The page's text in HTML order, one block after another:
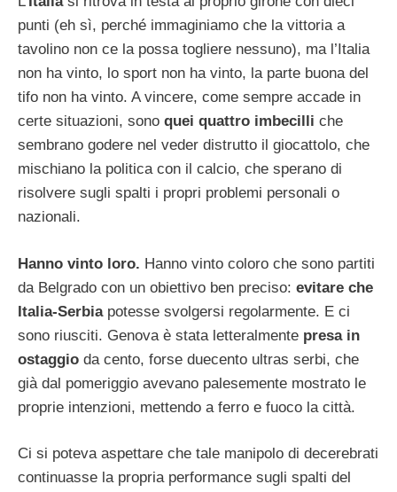
punti (eh sì, perché immaginiamo che la vittoria a
tavolino non ce la possa togliere nessuno), ma l’Italia
non ha vinto, lo sport non ha vinto, la parte buona del
tifo non ha vinto. A vincere, come sempre accade in
certe situazioni, sono quei quattro imbecilli che
sembrano godere nel veder distrutto il giocattolo, che
mischiano la politica con il calcio, che sperano di
risolvere sugli spalti i propri problemi personali o
nazionali.
Hanno vinto loro. Hanno vinto coloro che sono partiti
da Belgrado con un obiettivo ben preciso: evitare che
Italia-Serbiapotesse svolgersi regolarmente. E ci
sono riusciti. Genova è stata letteralmente presa in
ostaggio da cento, forse duecento ultras serbi, che
già dal pomeriggio avevano palesemente mostrato le
proprie intenzioni, mettendo a ferro e fuoco la città.
Ci si poteva aspettare che tale manipolo di decerebrati
continuasse la propria performance sugli spalti del